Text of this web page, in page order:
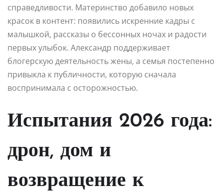
справедливости. Материнство добавило новых
красок в контент: появились искренние кадры с
малышкой, рассказы о бессонных ночах и радости
первых улыбок. Александр поддерживает
блогерскую деятельность жены, а семья постепенно
привыкла к публичности, которую сначала
воспринимала с осторожностью.
Испытания 2026 года:
дрон, дом и
возвращение к